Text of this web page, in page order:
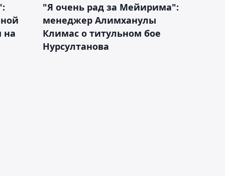
на
"Я очень рад за Мейирима":
менеджер Алимханулы
Климас о титульном бое
Нурсултанова